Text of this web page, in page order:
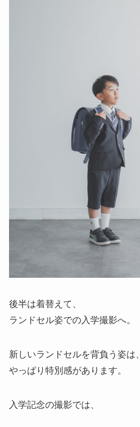
後半は着替えて、
ランドセル姿での入学撮影へ。
新しいランドセルを背負う姿は、
やっぱり特別感があります。
入学記念の撮影では、